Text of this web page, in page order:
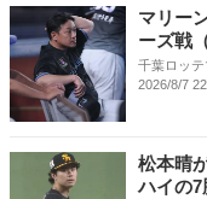
マリー
ーズ戦
千葉ロッ
2026/8/7
松本晴
ハイの7